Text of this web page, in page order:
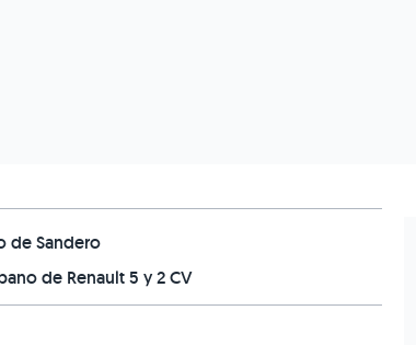
de Sandero
de Renault 5 y 2 CV